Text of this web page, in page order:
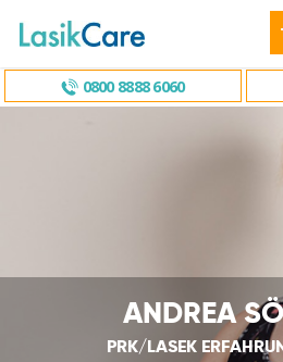
0800 8888 6060
ANDREA
PRK/LASEK